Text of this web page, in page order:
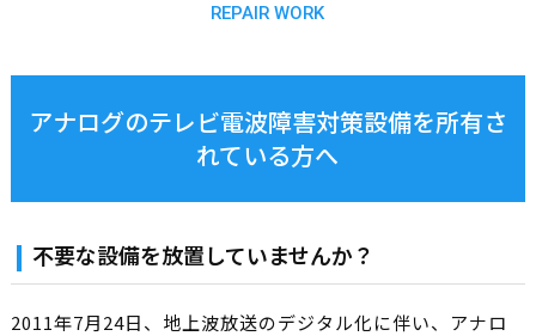
REPAIR WORK
アナログのテレビ電波障害対策設備を所有さ
れている方へ
不要な設備を放置していませんか？
2011年7月24日、地上波放送のデジタル化に伴い、アナロ